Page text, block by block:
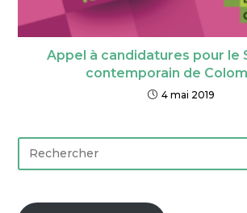
Appel à candidatures pour le
contemporain de
4 mai 2019